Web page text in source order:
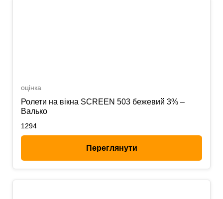
оцінка
Ролети на вікна SCREEN 503 бежевий 3% –
Валько
1294
Переглянути